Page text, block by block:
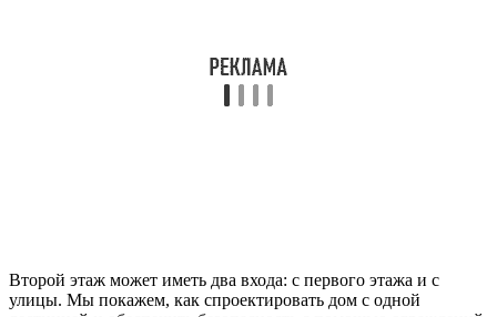
Второй этаж может иметь два входа: с первого этажа и с
улицы. Мы покажем, как спроектировать дом с одной